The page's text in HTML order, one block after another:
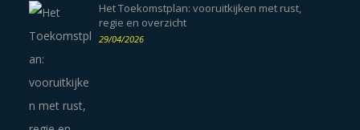
Het Toekomstplan: vooruitkijken met rust,
regie en overzicht
29/04/2026